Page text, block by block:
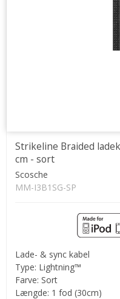
Strikeline Braided
cm - sort
Scosche
MM-I3B1SG-SP
Lade- & sync kabel
Type: Lightning™
Farve: Sort
Længde: 1 fod (30cm)